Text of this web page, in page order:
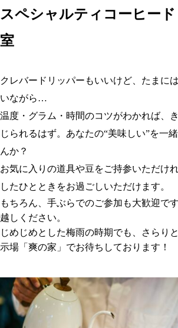
スペシャルティコーヒー
室
クレバードリッパーもいいけど、たまに
いながら…
温度・グラム・時間のコツがわかれば、
じられるはず。あなたの“美味しい”を一
んか？
お気に入りの道具や豆をご持参いただけ
したひとときをお過ごしいただけます。
もちろん、手ぶらでのご参加も大歓迎で
越しください。
じめじめとした梅雨の時期でも、さらり
示場「爽の家」でお待ちしております！